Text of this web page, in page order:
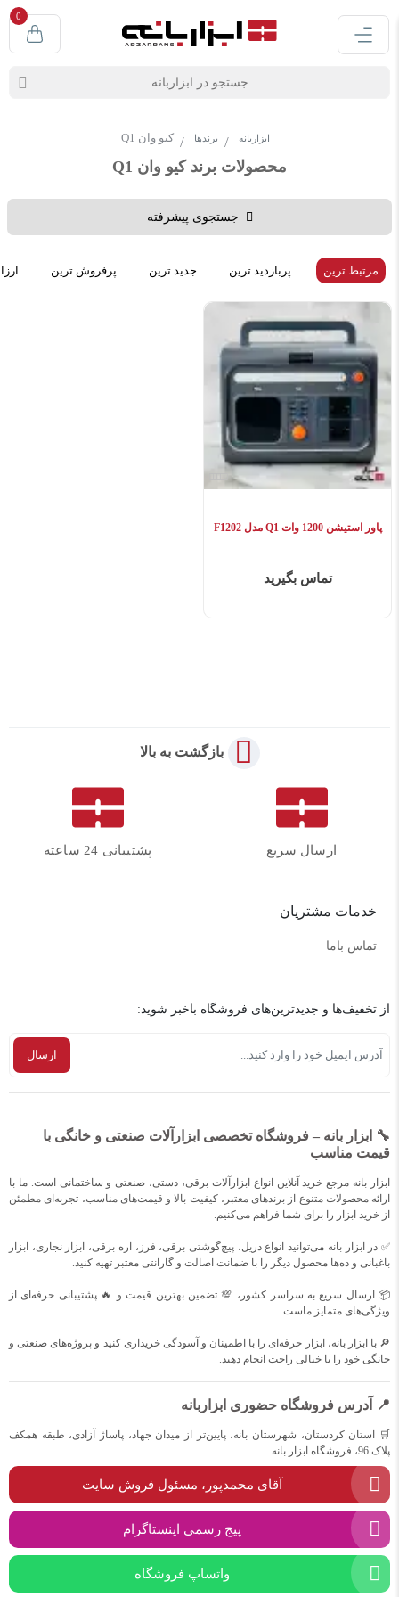
0
ابزاربانه برندها کیو وان Q1
محصولات برند کیو وان Q1
جستجوی پیشرفته
مرتبط ترین پربازدید ترین جدید ترین پرفروش ترین
پاور استیشن 1200 وات Q1 مدل F1202
تماس بگیرید
بازگشت به بالا
ارسال سریع پشتیبانی 24 ساعته
خدمات مشتریان
تماس باما
از تخفیف‌ها و جدیدترین‌های فروشگاه باخبر شوید:
🔧 ابزار بانه – فروشگاه تخصصی ابزارآلات صنعتی و خانگی با
قیمت مناسب
ابزار بانه مرجع خرید آنلاین انواع ابزارآلات برقی، دستی، صنعتی و ساختمانی است. ما با
ارائه محصولات متنوع از برندهای معتبر، کیفیت بالا و قیمت‌های مناسب، تجربه‌ای مطمئن
از خرید ابزار را برای شما فراهم می‌کنیم.
✅ در ابزار بانه می‌توانید انواع دریل، پیچ‌گوشتی برقی، فرز، اره برقی، ابزار نجاری، ابزار
باغبانی و ده‌ها محصول دیگر را با ضمانت اصالت و گارانتی معتبر تهیه کنید.
📦 ارسال سریع به سراسر کشور، 💯 تضمین بهترین قیمت و 🔥 پشتیبانی حرفه‌ای از
ویژگی‌های متمایز ماست.
🔎 با ابزار بانه، ابزار حرفه‌ای را با اطمینان و آسودگی خریداری کنید و پروژه‌های صنعتی و
خانگی خود را با خیالی راحت انجام دهید.
📍 آدرس فروشگاه حضوری ابزاربانه
🛒 استان کردستان، شهرستان بانه، پایین‌تر از میدان جهاد، پاساژ آزادی، طبقه همکف
پلاک 96، فروشگاه ابزار بانه
آقای محمدپور، مسئول فروش سایت
پیج رسمی اینستاگرام
واتساپ فروشگاه